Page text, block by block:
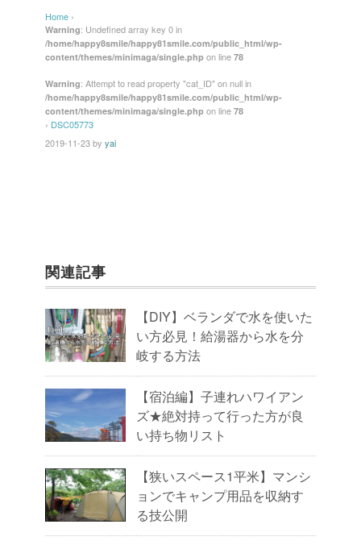
e
b
o
o
k
er e
st
Home ›
Warning: Undefined array key 0 in
/home/happy8smile/happy81smile.com/public_html/wp-
content/themes/minimaga/single.php on line 78
Warning: Attempt to read property "cat_ID" on null in
/home/happy8smile/happy81smile.com/public_html/wp-
content/themes/minimaga/single.php on line 78
› DSC05773
2019-11-23by yai
関連記事
【DIY】ベランダで水を使いた
い方必見！給湯器から水を分
岐する方法
【宿泊編】子連れハワイアン
ズ★絶対持って行った方が良
い持ち物リスト
【狭いスペース1平米】マンシ
ョンでキャンプ用品を収納す
る技公開